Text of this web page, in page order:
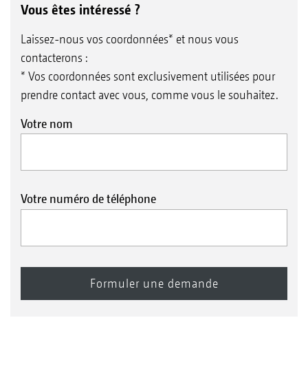
Vous êtes intéressé ?
Laissez-nous vos coordonnées* et nous vous
contacterons :
* Vos coordonnées sont exclusivement utilisées pour
prendre contact avec vous, comme vous le souhaitez.
Votre nom
Votre numéro de téléphone